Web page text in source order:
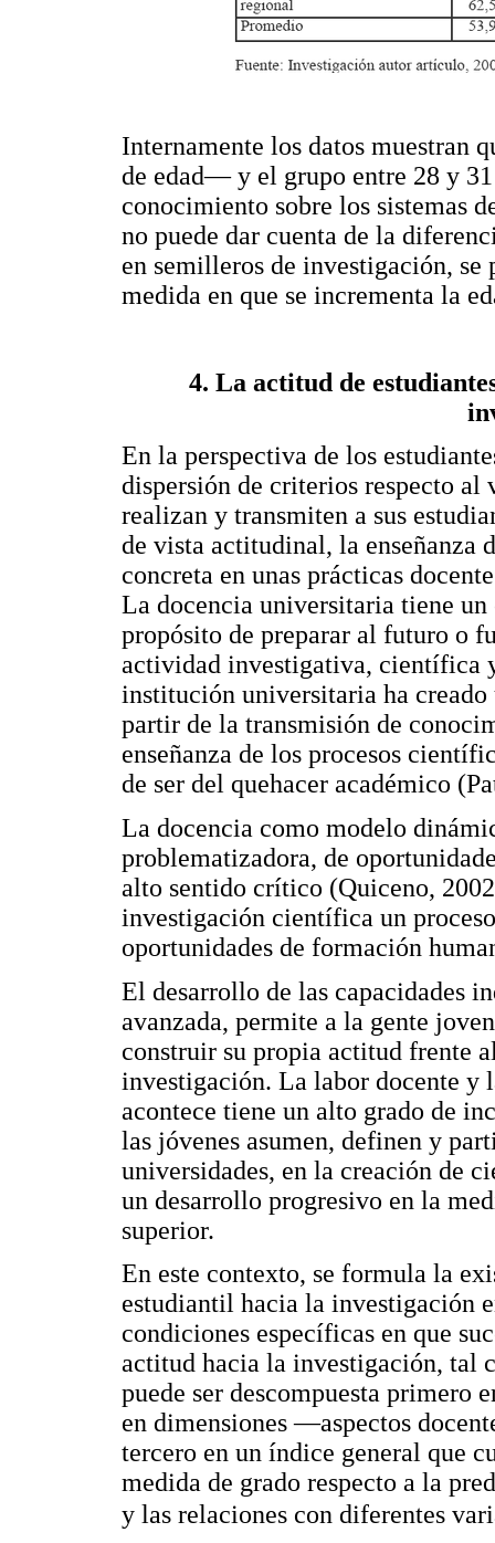
Internamente los datos muestran
de edad— y el grupo entre 28 y
conocimiento sobre los sistemas
no puede dar cuenta de la
en semilleros de investigación, se
medida en que se incrementa la
4. La actitud de
En la perspectiva de los
dispersión de criterios respecto
realizan y transmiten a sus
de vista actitudinal, la enseñanza
concreta en unas prácticas
La docencia universitaria tiene
propósito de preparar al futuro o
actividad investigativa, científica
institución universitaria ha creado
partir de la transmisión de
enseñanza de los procesos
de ser del quehacer académico
La docencia como modelo
problematizadora, de
alto sentido crítico (Quiceno,
investigación científica un
oportunidades de formación
El desarrollo de las capacidades
avanzada, permite a la gente
construir su propia actitud frente
investigación. La labor docente y
acontece tiene un alto grado de
las jóvenes asumen, definen y
universidades, en la creación de
un desarrollo progresivo en la
superior.
En este contexto, se formula la
estudiantil hacia la investigación
condiciones específicas en que
actitud hacia la investigación, tal
puede ser descompuesta
en dimensiones —aspectos
tercero en un índice general que
medida de grado respecto a la
y las relaciones con diferentes